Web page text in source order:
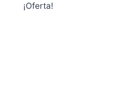
¡Oferta!